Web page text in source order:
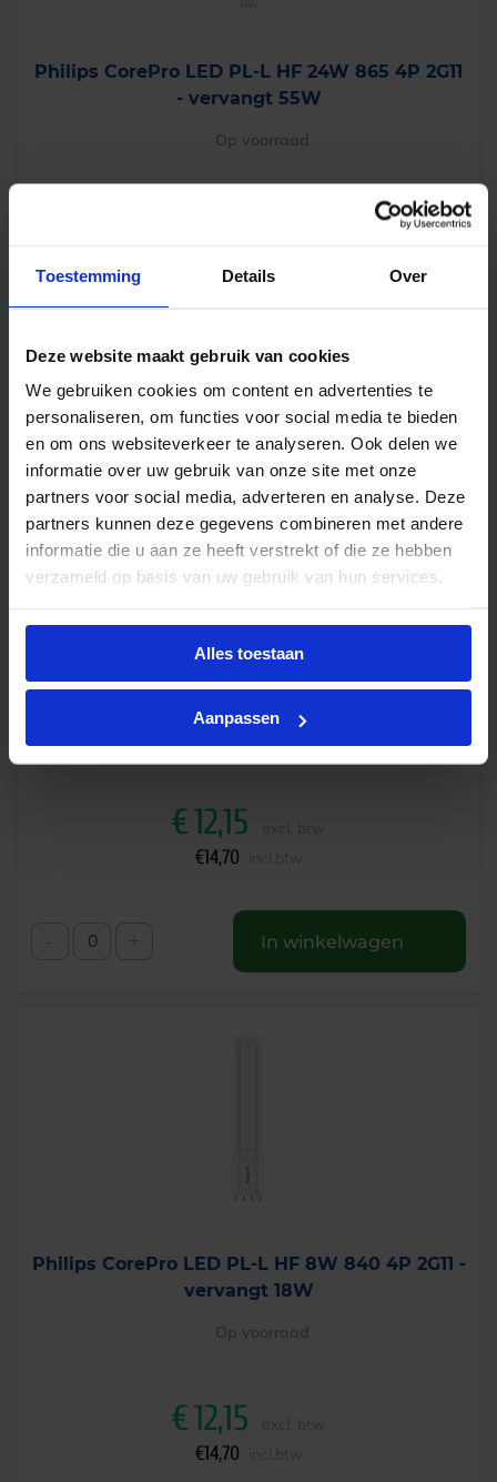
Toestemming Details Over
Deze website maakt gebruik van cookies
We gebruiken cookies om content en advertenties te
personaliseren, om functies voor social media te bieden
en om ons websiteverkeer te analyseren. Ook delen we
informatie over uw gebruik van onze site met onze
partners voor social media, adverteren en analyse. Deze
partners kunnen deze gegevens combineren met andere
informatie die u aan ze heeft verstrekt of die ze hebben
verzameld op basis van uw gebruik van hun services.
Alles toestaan
Aanpassen
Philips CorePro LED PL-L HF 24W 865 4P 2G11
- vervangt 55W
Op voorraad
In winkelwagen
vervangt 18W
€12,15
€14,70
In winkelwagen
Philips CorePro LED PL-L HF 8W 840 4P 2G11 -
vervangt 18W
Op voorraad
€12,15
€14,70